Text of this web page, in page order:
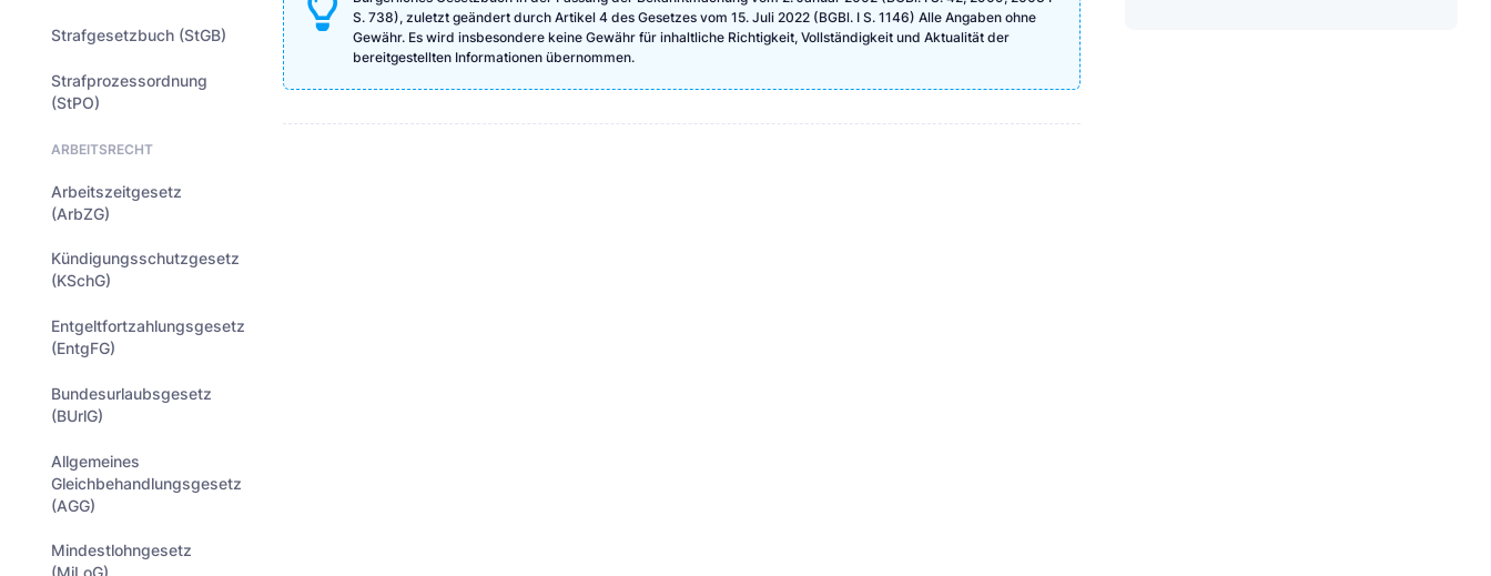
Strafgesetzbuch (StGB)
Strafprozessordnung
(StPO)
ARBEITSRECHT
Arbeitszeitgesetz
(ArbZG)
Kündigungsschutzgesetz
(KSchG)
Entgeltfortzahlungsgesetz
(EntgFG)
Bundesurlaubsgesetz
(BUrlG)
Allgemeines
Gleichbehandlungsgesetz
(AGG)
Mindestlohngesetz
S. 738), zuletzt geändert durch Artikel 4 des Gesetzes vom 15. Juli 2022 (BGBl. I S. 1146) Alle Angaben ohne
Gewähr. Es wird insbesondere keine Gewähr für inhaltliche Richtigkeit, Vollständigkeit und Aktualität der
bereitgestellten Informationen übernommen.